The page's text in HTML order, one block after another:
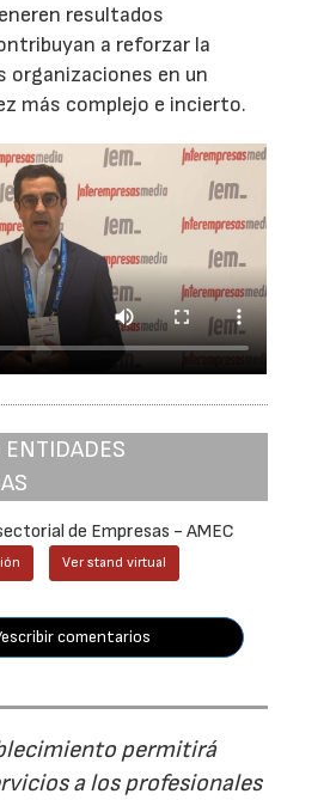
resultados
a reforzar la
organizaciones en un
más complejo e incierto.
ENTIDADES
de Empresas - AMEC
Ver stand virtual
comentarios
permitirá
a los profesionales